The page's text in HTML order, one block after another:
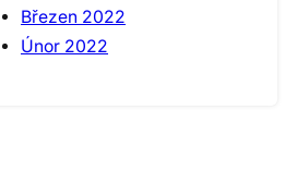
Březen 2022
Únor 2022